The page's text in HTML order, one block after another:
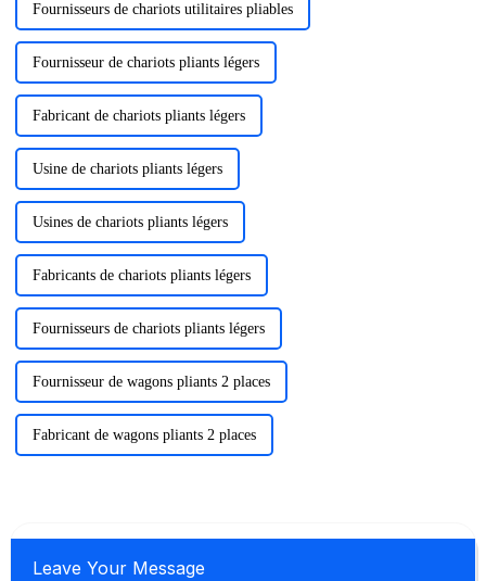
Fournisseurs de chariots utilitaires pliables
Fournisseur de chariots pliants légers
Fabricant de chariots pliants légers
Usine de chariots pliants légers
Usines de chariots pliants légers
Fabricants de chariots pliants légers
Fournisseurs de chariots pliants légers
Fournisseur de wagons pliants 2 places
Fabricant de wagons pliants 2 places
Leave Your Message